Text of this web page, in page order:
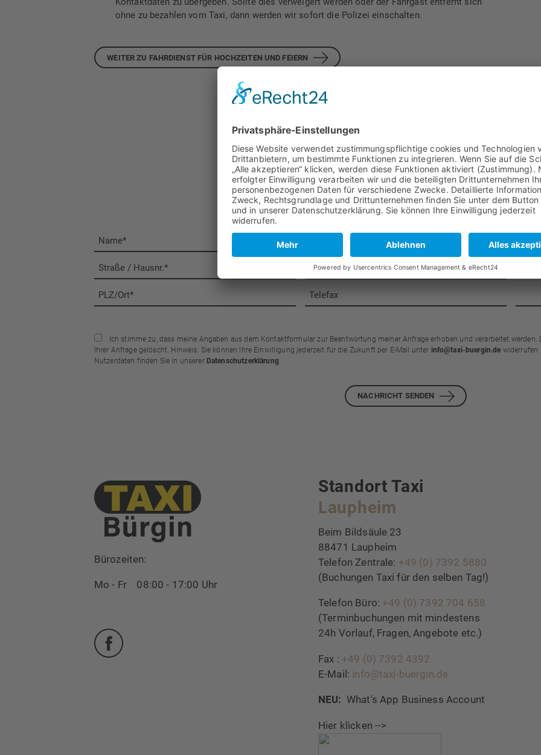
ohne zu bezahlen vom Taxi, dann werden wir sofort die Polizei einschalten.
WEITER ZU FAHRDIENST FÜR HOCHZEITEN UND FEIERN
Kontaktieren Sie
Ich stimme zu, dass meine Angaben aus dem Kontaktformular zur Beantwortung meiner Anfrage erhoben und verarbeitet werden.
Ihrer Anfrage gelöscht. Hinweis: Sie können Ihre Einwilligung jederzeit für die Zukunft per E-Mail unter info@taxi-buergin.de
Nutzerdaten finden Sie in unserer Datenschutzerklärung.
NACHRICHT SENDEN
Bürozeiten:
Mo - Fr 08:00 - 17:00 Uhr
Standort Taxi
Laupheim
Beim Bildsäule 23
88471 Laupheim
Telefon Zentrale: +49 (0) 7392 5880
(Buchungen Taxi für den selben Tag!)
Telefon Büro: +49 (0) 7392 704 658
(Terminbuchungen mit mindestens
24h Vorlauf, Fragen, Angebote etc.)
Fax : +49 (0) 7392 4392
E-Mail: info@taxi-buergin.de
NEU: What's App Business Account
Hier klicken -->